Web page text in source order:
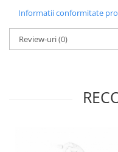
Informatii conformitate
Review-uri(0)